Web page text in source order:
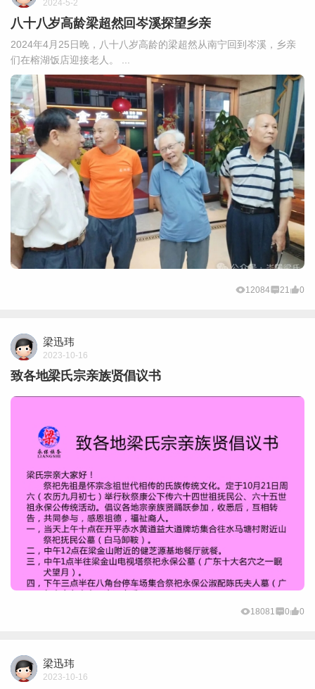
2024-5-2
八十八岁高龄梁超然回岑溪探望乡亲
2024年4月25日晚，八十八岁高龄的梁超然从南宁回到岑溪，乡亲
们在榕湖饭店迎接老人。 ...
12084 21 0
梁迅玮
2023-10-16
致各地梁氏宗亲族贤倡议书
18081 0 0
梁迅玮
2023-10-16